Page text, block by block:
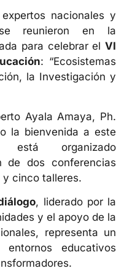
nacionales y
reunieron en la
para celebrar el VI
: “Ecosistemas
la Investigación y
Ayala Amaya, Ph.
la bienvenida a este
está organizado
de dos conferencias
cinco talleres.
, liderado por la
y el apoyo de la
representa un
educativos